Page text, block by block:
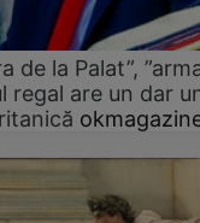
de la Palat”,
regal are un dar